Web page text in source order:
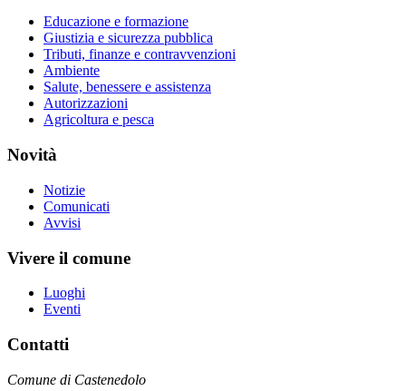
Educazione e formazione
Giustizia e sicurezza pubblica
Tributi, finanze e contravvenzioni
Ambiente
Salute, benessere e assistenza
Autorizzazioni
Agricoltura e pesca
Novità
Notizie
Comunicati
Avvisi
Vivere il comune
Luoghi
Eventi
Contatti
Comune di Castenedolo